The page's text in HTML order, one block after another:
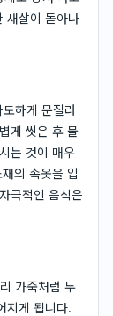
새살이 돋아나
하게 문질러
게 씻은 후 물
는 것이 매우
의 속옷을 입
극적인 음식은
가죽처럼 두
지게 됩니다.